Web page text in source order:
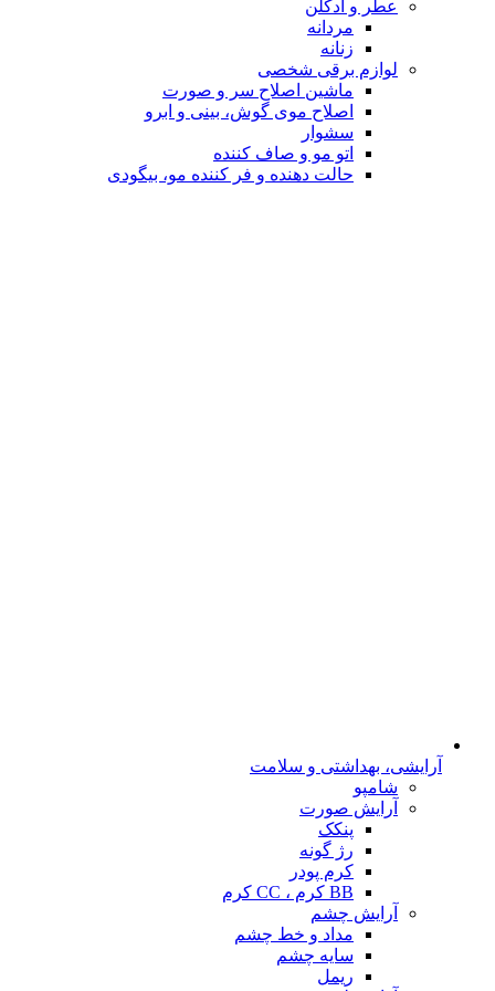
عطر و ادکلن
مردانه
زنانه
لوازم برقی شخصی
ماشین اصلاح سر و صورت
اصلاح موی گوش، بینی و ابرو
سشوار
اتو مو و صاف کننده
حالت دهنده و فر کننده مو، بیگودی
آرایشی، بهداشتی و سلامت
شامپو
آرایش صورت
پنکک
رژ گونه
کرم پودر
BB کرم ، CC کرم
آرایش چشم
مداد و خط چشم
سایه چشم
ریمل